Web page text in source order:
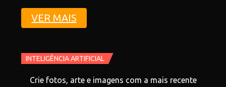
VER MAIS
INTELIGÊNCIA ARTIFICIAL
Crie fotos, arte e imagens com a mais recente